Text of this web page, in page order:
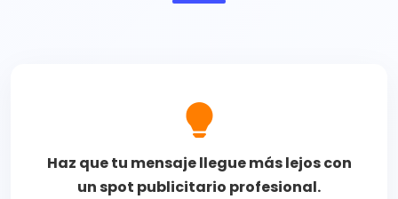
Haz que tu mensaje llegue más lejos con
un spot publicitario profesional.